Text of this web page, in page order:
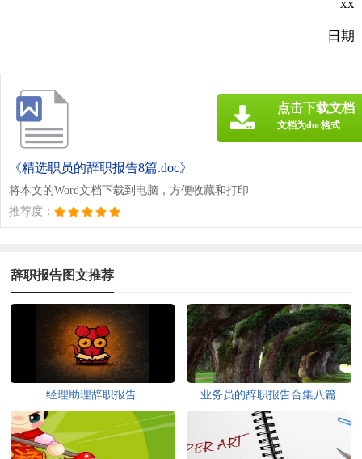
xx
日期
《精选职员的辞职报告8篇.doc》
将本文的Word文档下载到电脑，方便收藏和打印
推荐度：
点击下载文档
文档为doc格式
辞职报告图文推荐
经理助理辞职报告 业务员的辞职报告合集八篇